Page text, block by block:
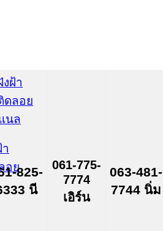
ฝ้า
ดลอย
นล
อย825-
นี
061-775-
7774
เอิร์น
063-481-
7744 นิ่ม